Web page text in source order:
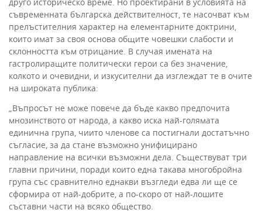
съвременната българска действителност, те насочват към
прелъстителния характер на елементарните доктрини,
които имат за своя основа общите човешки слабости и
склонността към отрицание. В случая имената на
гастролиращите политически герои са без значение,
колкото и очевидни, и изкусителни да изглеждат те в очите
на широката публика:
„Въпросът не може повече да бъде какво предпочита
мнозинството от народа, а какво иска най-голямата
единична група, чиито членове са постигнали достатъчно
съгласие, за да стане възможно унифицирано
направление на всички възможни дела. Съществуват три
главни причини, поради които една такава многобройна
група със сравнително еднакви възгледи едва ли ще се
сформира от най-добрите, а по-скоро от най-лошите
съставни части на всяко общество.